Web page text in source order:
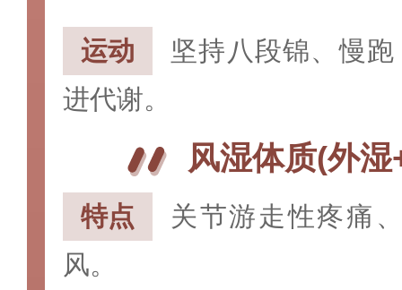
运动‌
坚持八段锦、慢
进代谢。
风湿体质(外湿
特点‌
关节游走性疼痛
风。